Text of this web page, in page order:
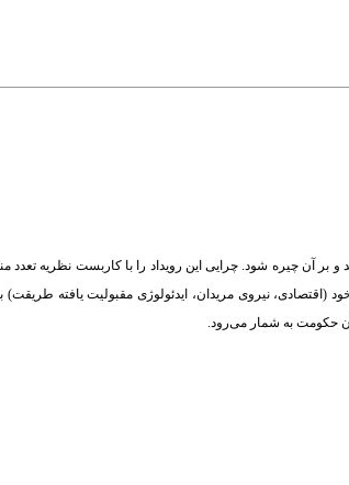
بر آن چیره شود. چرایی این رویداد را با کاربست نظریه تعدد
(اقتصادی، نیروی مریدان، ایدئولوژی مقبولیت یافته
حکومت به شمار می‌رود.